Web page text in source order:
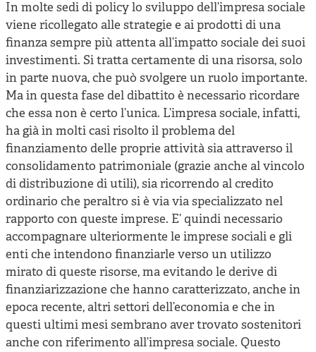
In molte sedi di policy lo sviluppo dell’impresa sociale
viene ricollegato alle strategie e ai prodotti di una
finanza sempre più attenta all’impatto sociale dei suoi
investimenti. Si tratta certamente di una risorsa, solo
in parte nuova, che può svolgere un ruolo importante.
Ma in questa fase del dibattito è necessario ricordare
che essa non è certo l’unica. L’impresa sociale, infatti,
ha già in molti casi risolto il problema del
finanziamento delle proprie attività sia attraverso il
consolidamento patrimoniale (grazie anche al vincolo
di distribuzione di utili), sia ricorrendo al credito
ordinario che peraltro si è via via specializzato nel
rapporto con queste imprese. E’ quindi necessario
accompagnare ulteriormente le imprese sociali e gli
enti che intendono finanziarle verso un utilizzo
mirato di queste risorse, ma evitando le derive di
finanziarizzazione che hanno caratterizzato, anche in
epoca recente, altri settori dell’economia e che in
questi ultimi mesi sembrano aver trovato sostenitori
anche con riferimento all’impresa sociale. Questo